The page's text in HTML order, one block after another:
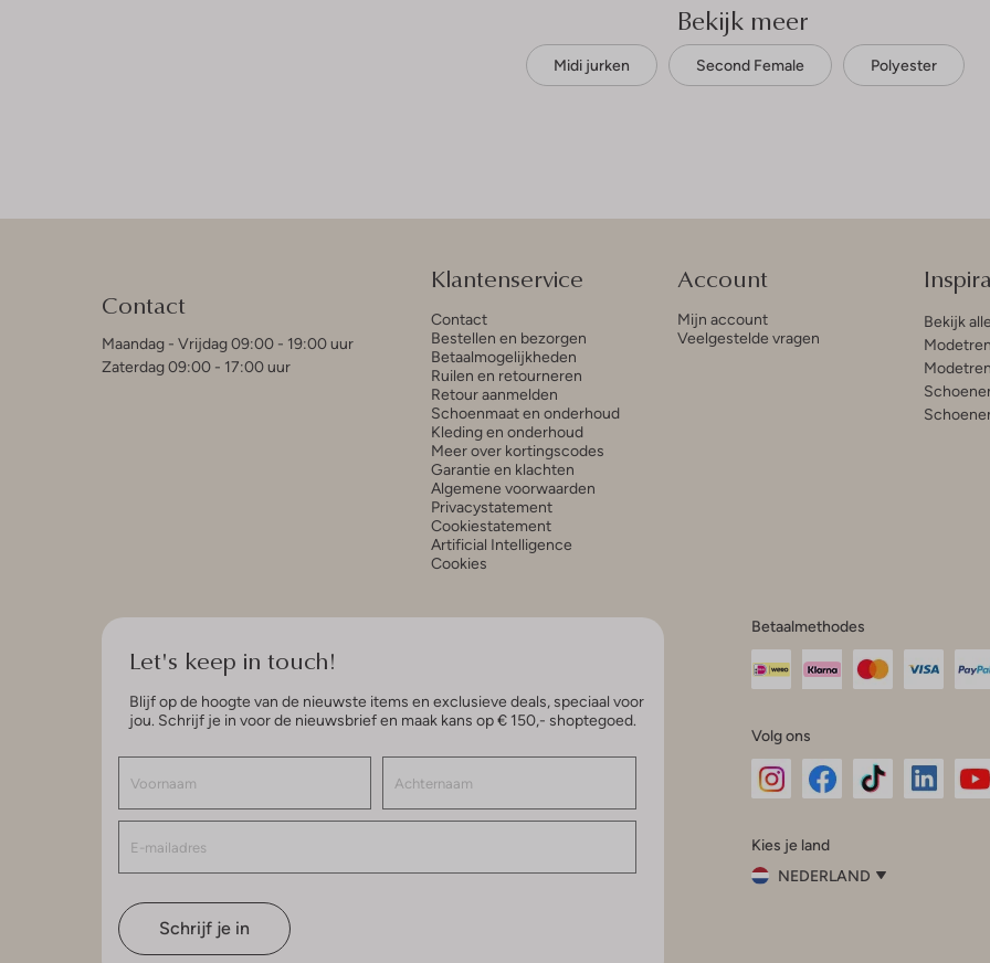
Bekijk meer
Midi jurken Second Female Polyester
Contact
Maandag - Vrijdag 09:00 - 19:00 uur
Zaterdag 09:00 - 17:00 uur
Klantenservice
Contact
Bestellen en bezorgen
Betaalmogelijkheden
Ruilen en retourneren
Retour aanmelden
Schoenmaat en onderhoud
Kleding en onderhoud
Meer over kortingscodes
Garantie en klachten
Algemene voorwaarden
Privacystatement
Cookiestatement
Artificial Intelligence
Cookies
Account
Mijn account
Veelgestelde vragen
Bekijk
Let's keep in touch!
Blijf op de hoogte van de nieuwste items en exclusieve deals, speciaal voor
jou. Schrijf je in voor de nieuwsbrief en maak kans op € 150,- shoptegoed.
Schrijf je in
Betaalmethodes
Volg ons
InstagramFacebook
Kies je land
NEDERLAND